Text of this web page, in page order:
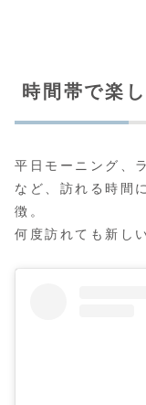
時間帯で楽
平日モーニング、
など、訪れる時間
徴。
何度訪れても新し